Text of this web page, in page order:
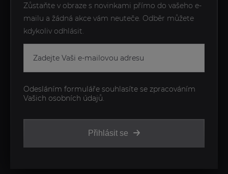
Zůstaňte v obraze s novinkami přímo do vašeho e-
mailu a žádná akce vám neuteče. Odběr můžete
kdykoliv odhlásit.
Přihlásit se
Odesláním formuláře souhlasíte se zpracováním
Vašich osobních údajů.